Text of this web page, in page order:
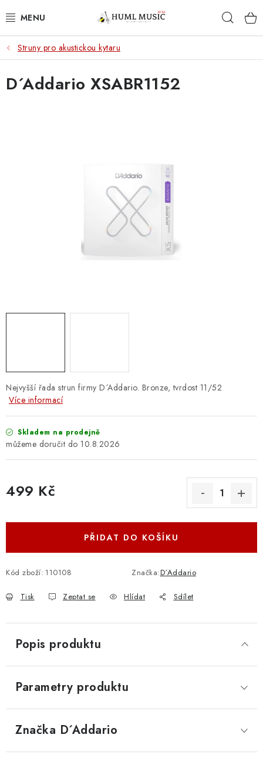
na
KYTARY
UKULELE
KYTAROVÉ PŘÍSLUŠENSTVÍ
OBCHODNÍ PODMÍNKY
ODSTOUPENÍ OD SMLOUVY
ZÁSADY ZPRACOVÁNÍ OSOBNÍCH ÚDAJŮ
OBCHODNÍ PODMÍNKY
ODSTOUPENÍ OD SMLOUVY
Struny pro akustickou kytaru
Nejvyšší řada strun firmy D´Addario. Bronze, tvrdost 11/52
Více informací
Skladem na prodejně
10.8.2026
499 Kč
PŘIDAT DO KOŠÍKU
Kód zboží: 110108 Značka:D´Addario
Tisk Zeptat se Hlídat Sdílet
D´Addario XSABR1152
Popis produktu
Parametry produktu
Značka D´Addario